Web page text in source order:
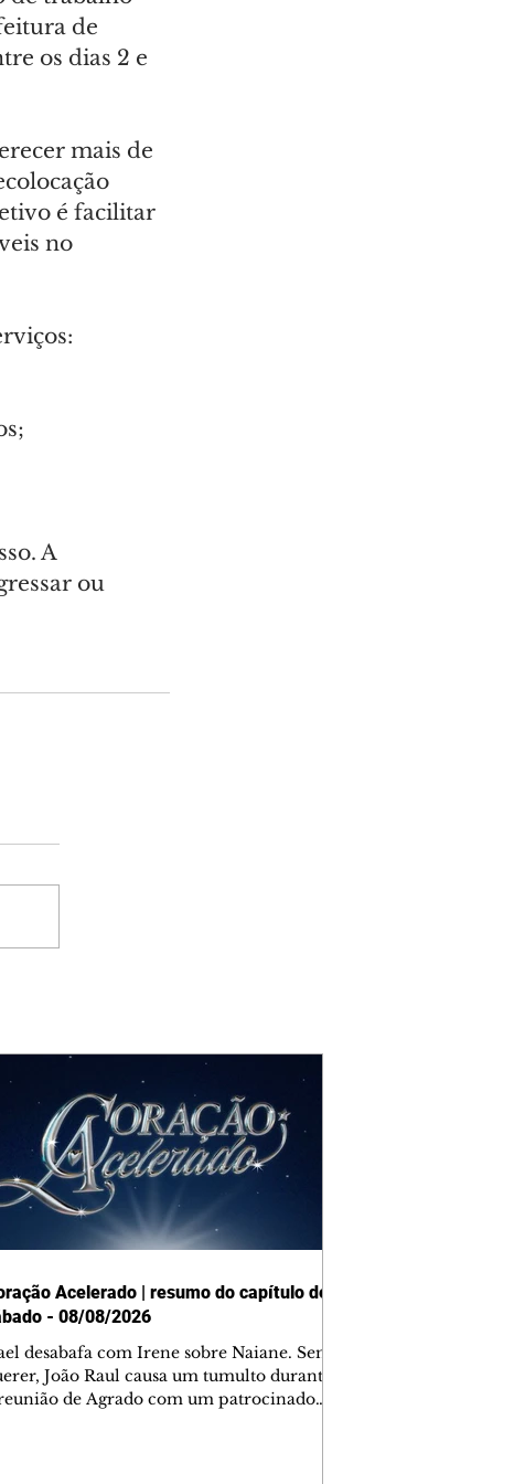
de
os dias 2 e
mais de
é facilitar
no
A
ou
Acelerado | resumo do capítulo de
- 08/08/2026
desabafa com Irene sobre Naiane. Sem
João Raul causa um tumulto durante
de Agrado com um patrocinador.